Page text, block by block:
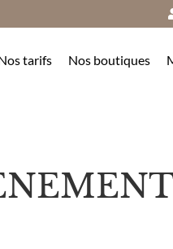
tarifs Nos boutiques